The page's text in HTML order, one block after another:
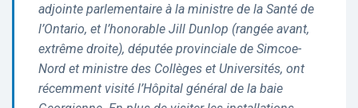
adjointe parlementaire à la ministre de la Santé de
l’Ontario, et l’honorable Jill Dunlop (rangée avant,
extrême droite), députée provinciale de Simcoe-
Nord et ministre des Collèges et Universités, ont
récemment visité l’Hôpital général de la baie